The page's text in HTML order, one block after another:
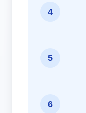
4
5
6